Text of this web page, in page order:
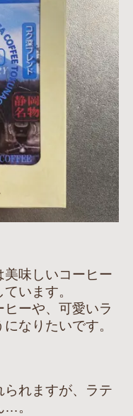
味しいコーヒー
ています。
ーや、可愛いラ
なりたいです。
れますが、ラテ
…。